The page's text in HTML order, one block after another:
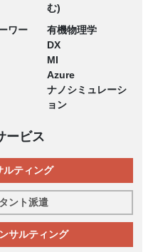
む)
ワー
有機物理学
DX
MI
Azure
ナノシミュレーシ
ョン
ービス
ルティング
ント派遣
サルティング